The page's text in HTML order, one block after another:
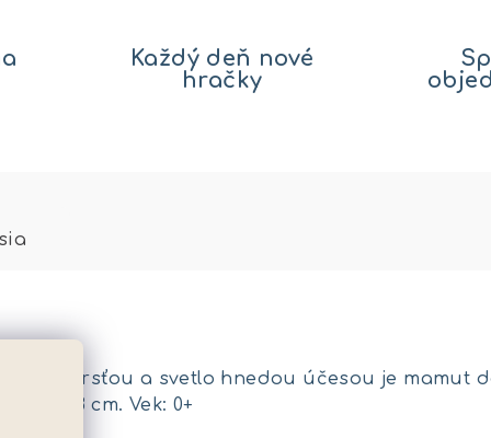
Každý deň nové
hračky
srsťou a svetlo hnedou účesou je mamut
18 cm. Vek: 0+